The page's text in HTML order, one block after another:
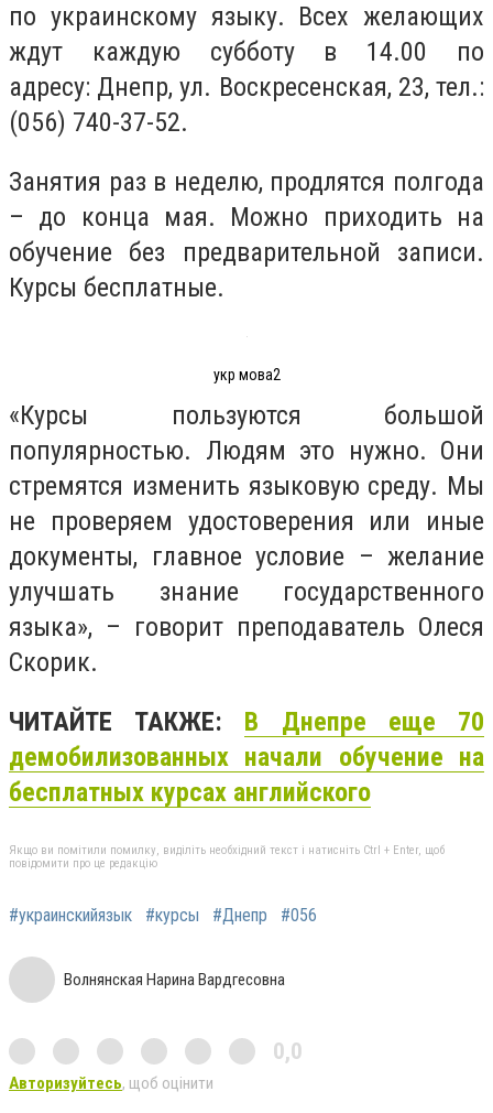
по украинскому языку. Всех желающих
ждут каждую субботу в 14.00 по
адресу: Днепр, ул. Воскресенская, 23, тел.:
(056) 740-37-52.
Занятия раз в неделю, продлятся полгода
– до конца мая. Можно приходить на
обучение без предварительной записи.
Курсы бесплатные.
укр мова2
«Курсы пользуются большой
популярностью. Людям это нужно. Они
стремятся изменить языковую среду. Мы
не проверяем удостоверения или иные
документы, главное условие – желание
улучшать знание государственного
языка», – говорит преподаватель Олеся
Скорик.
ЧИТАЙТЕ ТАКЖЕ: В Днепре еще 70
демобилизованных начали обучение на
бесплатных курсах английского
Якщо ви помітили помилку, виділіть необхідний текст і натисніть Ctrl + Enter, щоб
повідомити про це редакцію
#украинскийязык #курсы #Днепр #056
Волнянская Нарина Вардгесовна
0,0
Авторизуйтесь, щоб оцінити